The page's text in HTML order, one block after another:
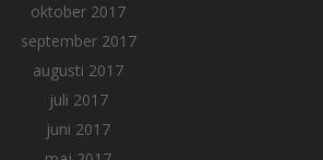
oktober 2017
september 2017
augusti 2017
juli 2017
juni 2017